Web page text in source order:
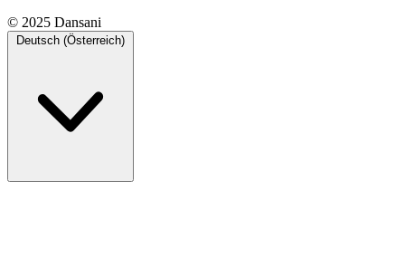
© 2025 Dansani
Deutsch (Österreich)